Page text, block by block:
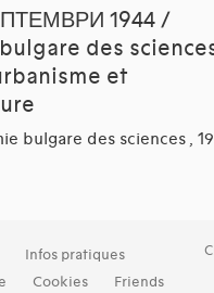
1944 /
des
et
bulgare des sciences ,
Infos pratiques
Cookies Friends